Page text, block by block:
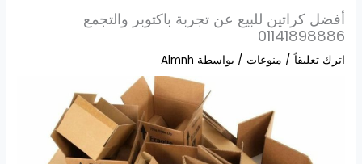
أفضل كراتين للبيع عن تجربة باكتوبر والتجمع
01141898886
اترك تعليقاً / منوعات / بواسطة Almnh